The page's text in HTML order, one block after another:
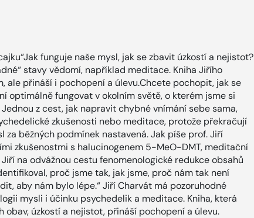
funguje naše mysl, jak se zbavit úzkostí a nejistot?
stavy vědomí, například meditace. Kniha Jiřího
ale přináší i pochopení a úlevu.Chcete pochopit, jak se
optimálně fungovat v okolním světě, o kterém jsme si
z cest, jak napravit chybné vnímání sebe sama,
zkušenosti nebo meditace, protože překračují
za běžných podmínek nastavená. Jak píše prof. Jiří
zkušenostmi s halucinogenem 5-MeO-DMT, meditační
na odvážnou cestu fenomenologické redukce obsahů
proč jsme tak, jak jsme, proč nám tak není
aby nám bylo lépe.“ Jiří Charvát má pozoruhodné
mysli i účinku psychedelik a meditace. Kniha, která
obav, úzkostí a nejistot, přináší pochopení a úlevu.